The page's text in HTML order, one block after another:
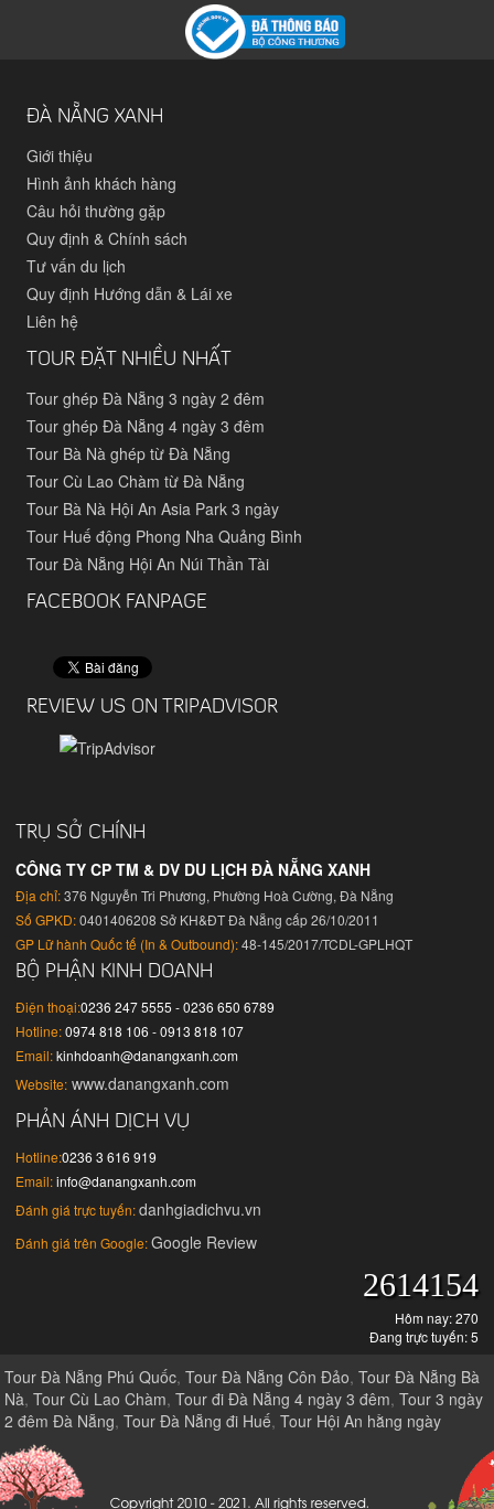
ĐÀ NẴNG XANH
Giới thiệu
Hình ảnh khách hàng
Câu hỏi thường gặp
Quy định & Chính sách
Tư vấn du lịch
Quy định Hướng dẫn & Lái xe
Liên hệ
TOUR ĐẶT NHIỀU NHẤT
Tour ghép Đà Nẵng 3 ngày 2 đêm
Tour ghép Đà Nẵng 4 ngày 3 đêm
Tour Bà Nà ghép từ Đà Nẵng
Tour Cù Lao Chàm từ Đà Nẵng
Tour Bà Nà Hội An Asia Park 3 ngày
Tour Huế động Phong Nha Quảng Bình
Tour Đà Nẵng Hội An Núi Thần Tài
FACEBOOK FANPAGE
REVIEW US ON TRIPADVISOR
TRỤ SỞ CHÍNH
CÔNG TY CP TM & DV DU LỊCH ĐÀ NẴNG XANH
Địa chỉ:376 Nguyễn Tri Phương, Phường Hoà Cường, Đà Nẵng
Số GPKD:0401406208 Sở KH&ĐT Đà Nẵng cấp 26/10/2011
GP Lữ hành Quốc tế (In & Outbound):48-145/2017/TCDL-GPLHQT
BỘ PHẬN KINH DOANH
Điện thoại:0236 247 5555 - 0236 650 6789
Hotline: 0974 818 106 - 0913 818 107
Email: kinhdoanh@danangxanh.com
Website: www.danangxanh.com
PHẢN ÁNH DỊCH VỤ
Hotline:0236 3 616 919
Email: info@danangxanh.com
Đánh giá trực tuyến:danhgiadichvu.vn
Đánh giá trên Google: Google Review
2614154
Hôm nay: 270
Đang trực tuyến: 5
Tour Đà Nẵng Phú Quốc,Tour Đà Nẵng Côn Đảo,Tour Đà Nẵng Bà
Nà,Tour Cù Lao Chàm,Tour đi Đà Nẵng 4 ngày 3 đêm,Tour 3 ngày
2 đêm Đà Nẵng,Tour Đà Nẵng đi Huế,Tour Hội An hằng ngày